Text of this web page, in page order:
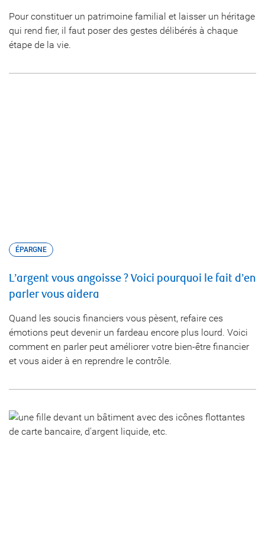
Pour constituer un patrimoine familial et laisser un héritage
qui rend fier, il faut poser des gestes délibérés à chaque
étape de la vie.
ÉPARGNE
L’argent vous angoisse ? Voici pourquoi le fait d’en
parler vous aidera
Quand les soucis financiers vous pèsent, refaire ces
émotions peut devenir un fardeau encore plus lourd. Voici
comment en parler peut améliorer votre bien-être financier
et vous aider à en reprendre le contrôle.